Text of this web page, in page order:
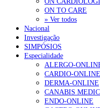
Portugal está a formar
2026
NOTÍCIAS MAIS LIDAS
Enfermagem
gesto conta e
203 visualizações
ON TO CARE
» Ver todos
Nacional
Investigação
SIMPÓSIOS
Especialidade
ALERGO-
CARDIO-ONLINE
DERMA-ONLINE
CANABIS
ENDO-ONLINE